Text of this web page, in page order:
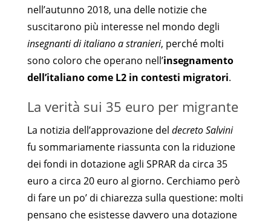
nell’autunno 2018, una delle notizie che
suscitarono più interesse nel mondo degli
insegnanti di italiano a stranieri, perché molti
sono coloro che operano nell’insegnamento
dell’italiano come L2 in contesti migratori.
La verità sui 35 euro per migrante
La notizia dell’approvazione del decreto Salvini
fu sommariamente riassunta con la riduzione
dei fondi in dotazione agli SPRAR da circa 35
euro a circa 20 euro al giorno. Cerchiamo però
di fare un po’ di chiarezza sulla questione: molti
pensano che esistesse davvero una dotazione